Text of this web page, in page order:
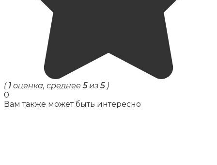
( 1 оценка, среднее 5из 5)
0
Вам также может быть интересно